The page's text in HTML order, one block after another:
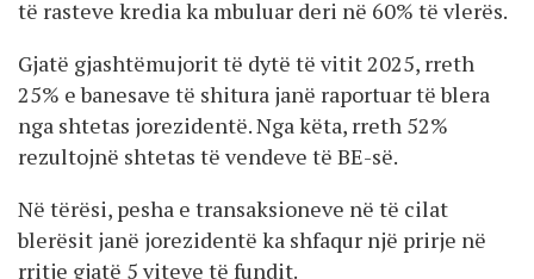
të rasteve kredia ka mbuluar deri në 60% të vlerës.
Gjatë gjashtëmujorit të dytë të vitit 2025, rreth
25% e banesave të shitura janë raportuar të blera
nga shtetas jorezidentë. Nga këta, rreth 52%
rezultojnë shtetas të vendeve të BE-së.
Në tërësi, pesha e transaksioneve në të cilat
blerësit janë jorezidentë ka shfaqur një prirje në
rritje gjatë 5 viteve të fundit.